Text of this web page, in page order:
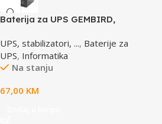
Baterija za UPS GEMBIRD,
UPS, stabilizatori, ..., Baterije za
UPS, Informatika
Na stanju
67,00 KM